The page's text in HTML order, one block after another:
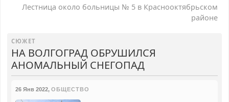
Лестница около больницы № 5 в Краснооктябрьском
районе
СЮЖЕТ
НА ВОЛГОГРАД ОБРУШИЛСЯ
АНОМАЛЬНЫЙ СНЕГОПАД
26 Янв 2022, ОБЩЕСТВО